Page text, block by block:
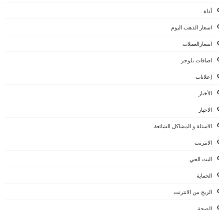
أداة
اسعار الذهب اليوم
اسعارالعملات
اضافات بلوجر
إعلانات
الأخبار
الاخبار
الاسئلة و المشاكل الشائعة
الانترنت
البث الحي
الحماية
الربح من الانترنت